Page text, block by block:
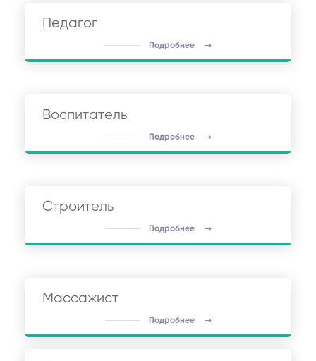
Педагог
Подробнее
Воспитатель
Подробнее
Строитель
Подробнее
Массажист
Подробнее